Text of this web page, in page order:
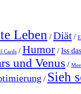
Leben /Diät /
Cards /Humor /Iss
und Venus /
/ Sieh